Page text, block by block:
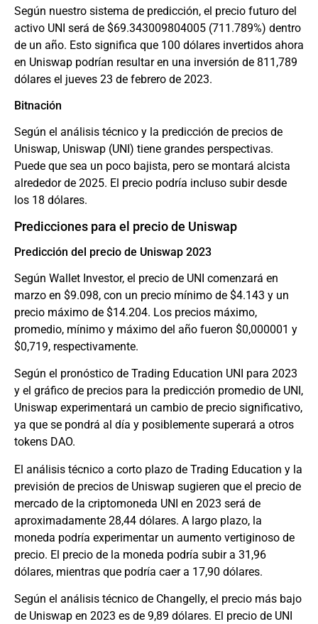
Según nuestro sistema de predicción, el precio futuro del
activo UNI será de $69.343009804005 (711.789%) dentro
de un año. Esto significa que 100 dólares invertidos ahora
en Uniswap podrían resultar en una inversión de 811,789
dólares el jueves 23 de febrero de 2023.
Bitnación
Según el análisis técnico y la predicción de precios de
Uniswap, Uniswap (UNI) tiene grandes perspectivas.
Puede que sea un poco bajista, pero se montará alcista
alrededor de 2025. El precio podría incluso subir desde
los 18 dólares.
Predicciones para el precio de Uniswap
Predicción del precio de Uniswap 2023
Según Wallet Investor, el precio de UNI comenzará en
marzo en $9.098, con un precio mínimo de $4.143 y un
precio máximo de $14.204. Los precios máximo,
promedio, mínimo y máximo del año fueron $0,000001 y
$0,719, respectivamente.
Según el pronóstico de Trading Education UNI para 2023
y el gráfico de precios para la predicción promedio de UNI,
Uniswap experimentará un cambio de precio significativo,
ya que se pondrá al día y posiblemente superará a otros
tokens DAO.
El análisis técnico a corto plazo de Trading Education y la
previsión de precios de Uniswap sugieren que el precio de
mercado de la criptomoneda UNI en 2023 será de
aproximadamente 28,44 dólares. A largo plazo, la
moneda podría experimentar un aumento vertiginoso de
precio. El precio de la moneda podría subir a 31,96
dólares, mientras que podría caer a 17,90 dólares.
Según el análisis técnico de Changelly, el precio más bajo
de Uniswap en 2023 es de 9,89 dólares. El precio de UNI